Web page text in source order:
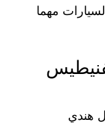
مهما
هندي